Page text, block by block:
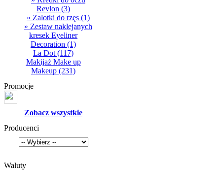
Revlon (3)
» Zalotki do rzęs (1)
» Zestaw naklejanych
kresek Eyeliner
Decoration (1)
La Dot (117)
Makijaż Make up
Makeup (231)
Promocje
Zobacz wszystkie
Producenci
Waluty